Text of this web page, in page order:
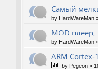
Самый
by HardWareMan »
MOD
by HardWareMan »
ARM
by Pegeon »